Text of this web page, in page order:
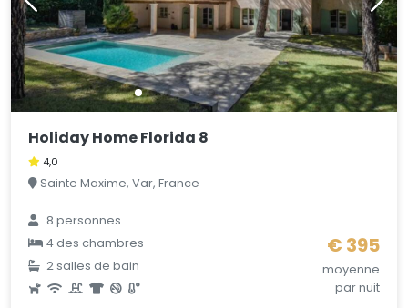
Holiday Home Florida 8
4,0
Sainte Maxime, Var, France
8 personnes
4 des chambres
2 salles de bain
€ 395
moyenne
par nuit